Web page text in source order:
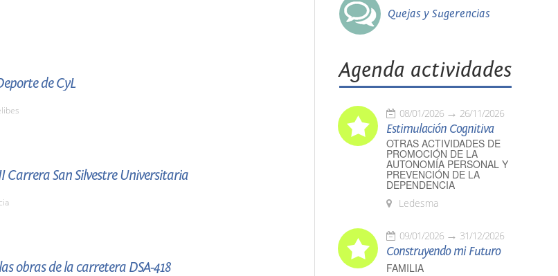
de CyL
Carrera San Silvestre Universitaria
obras de la carretera DSA-418
Quejas y Sugerencias
Agenda actividades
08/01/2026 26/11/2026
Estimulación Cognitiva
OTRAS ACTIVIDADES DE
PROMOCIÓN DE LA
AUTONOMÍA PERSONAL Y
PREVENCIÓN DE LA
DEPENDENCIA
Ledesma
09/01/2026 31/12/2026
Construyendo mi Futuro
FAMILIA